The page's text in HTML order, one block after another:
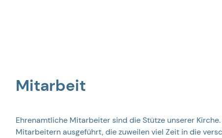
Unsere
Mitarbeit
Ehrenamtliche Mitarbeiter sind die Stütze unserer
Mitarbeitern ausgeführt, die zuweilen viel Zeit in die